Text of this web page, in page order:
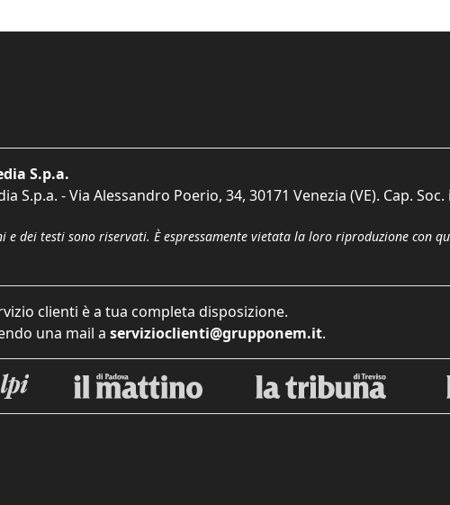
S.p.a.
S.p.a. - Via Alessandro Poerio, 34, 30171 Venezia (VE). Cap. Soc.
dei testi sono riservati. È espressamente vietata la loro riproduzione con
clienti è a tua completa disposizione.
una mail a servizioclienti@grupponem.it.